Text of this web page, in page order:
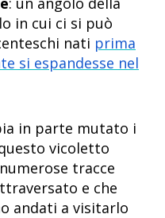
in cui ci si può
nati prima
si espandesse nel
in parte mutato i
vicoletto
tracce
e che
andati a visitarlo